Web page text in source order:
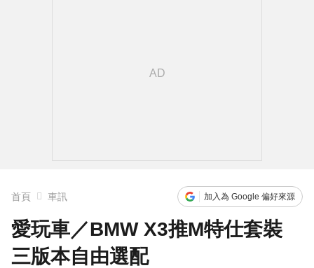
首頁 車訊 加入為 Google 偏好來源
愛玩車／BMW X3推M特仕套裝
三版本自由選配